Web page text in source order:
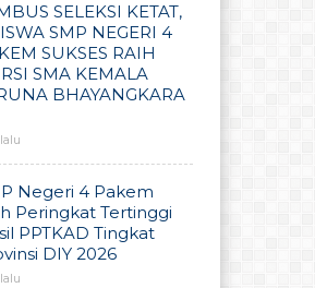
SELEKSI KETAT,
SMP NEGERI 4
SUKSES RAIH
SMA KEMALA
BHAYANGKARA
Negeri 4 Pakem
Peringkat Tertinggi
PPTKAD Tingkat
DIY 2026